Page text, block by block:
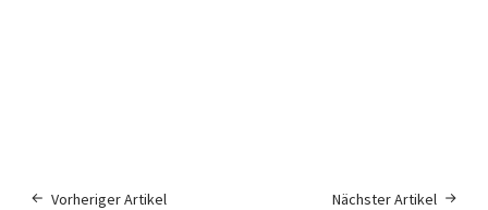
Vorheriger Artikel Nächster Artikel